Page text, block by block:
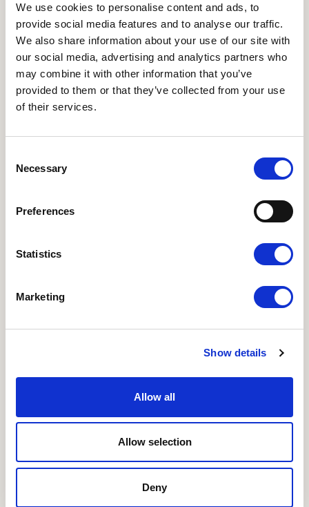
We use cookies to personalise content and ads, to
provide social media features and to analyse our traffic.
We also share information about your use of our site with
our social media, advertising and analytics partners who
may combine it with other information that you’ve
provided to them or that they’ve collected from your use
of their services.
Selection
Necessary
Preferences
Statistics
Marketing
Show details
Allow all
Allow selection
Deny
Vi slår løbende ledige stillinger op her på siden,
men du er også velkommen til at sende en
uopfordret ansøgning. Fortæl os, hvem du er, og
Kontakt os for at høre
mere
Denmark•Organic FFLG•Organic Summit 2025
Tilmeld dig nyhedsbreve her